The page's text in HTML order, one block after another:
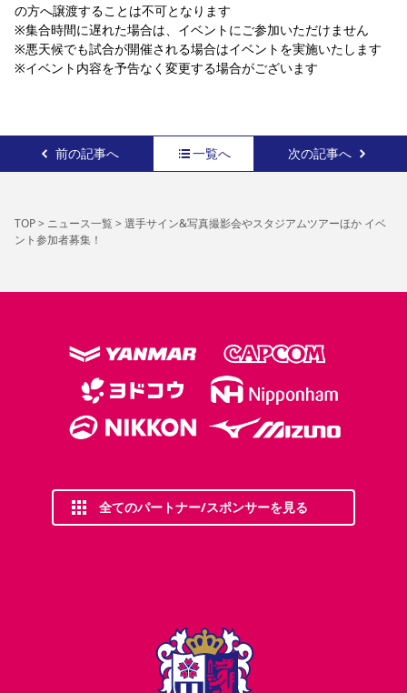
の方へ譲渡することは不可となります
※集合時間に遅れた場合は、イベントにご参加いただけません
※悪天候でも試合が開催される場合はイベントを実施いたします
※イベント内容を予告なく変更する場合がございます
前の記事へ 一覧へ 次の記事へ
TOP> ニュース一覧> 選手サイン&写真撮影会やスタジアムツアーほか イベ
ント参加者募集！
全てのパートナー/スポンサーを見る